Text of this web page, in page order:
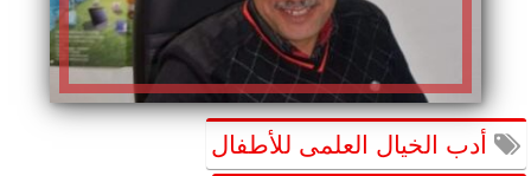
أدب الخيال العلمى للأطفال